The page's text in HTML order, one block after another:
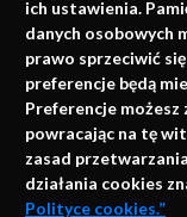
ich ustawienia.
danych osobowych
prawo sprzeciwić
preferencje będą
Preferencje możesz
powracając na tę
zasad
działania cookies
Polityce cookies.”